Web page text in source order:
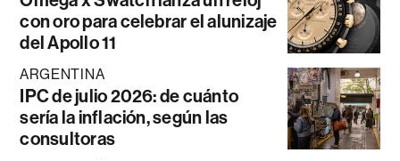
con oro para celebrar el alunizaje
del Apollo 11
ARGENTINA
IPC de julio 2026: de cuánto
sería la inflación, según las
consultoras